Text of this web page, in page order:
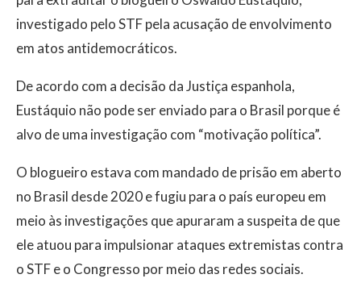
investigado pelo STF pela acusação de envolvimento
em atos antidemocráticos.
De acordo com a decisão da Justiça espanhola,
Eustáquio não pode ser enviado para o Brasil porque é
alvo de uma investigação com “motivação política”.
O blogueiro estava com mandado de prisão em aberto
no Brasil desde 2020 e fugiu para o país europeu em
meio às investigações que apuraram a suspeita de que
ele atuou para impulsionar ataques extremistas contra
o STF e o Congresso por meio das redes sociais.